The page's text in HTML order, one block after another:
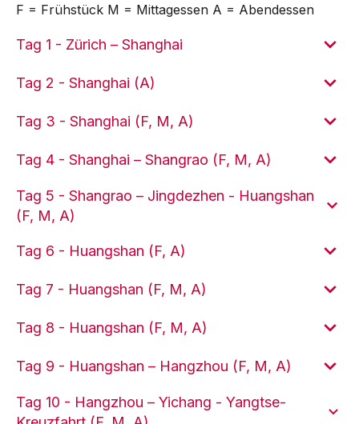
F = Frühstück M = Mittagessen A = Abendessen
Tag 1 - Zürich – Shanghai
Tag 2 - Shanghai (A)
Tag 3 - Shanghai (F, M, A)
Tag 4 - Shanghai – Shangrao (F, M, A)
Tag 5 - Shangrao – Jingdezhen - Huangshan
(F, M, A)
Tag 6 - Huangshan (F, A)
Tag 7 - Huangshan (F, M, A)
Tag 8 - Huangshan (F, M, A)
Tag 9 - Huangshan – Hangzhou (F, M, A)
Tag 10 - Hangzhou – Yichang - Yangtse-